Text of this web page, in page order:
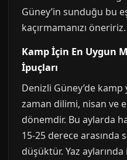
Güney’in sunduğu bu
kaçırmamanızı öneririz.
Kamp İçin En Uygun
İpuçları
Denizli Güney’de
zaman dilimi, nisan ve
dönemdir. Bu aylarda
15-25 derece arasında
düşüktür. Yaz